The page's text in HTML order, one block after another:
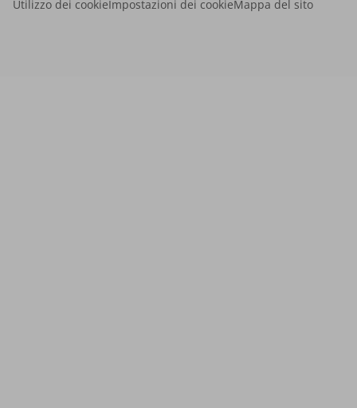
Utilizzo dei cookieImpostazioni dei cookieMappa del sito